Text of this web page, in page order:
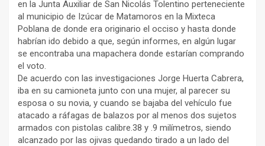
en la Junta Auxiliar de San Nicolás Tolentino perteneciente
al municipio de Izúcar de Matamoros en la Mixteca
Poblana de donde era originario el occiso y hasta donde
habrían ido debido a que, según informes, en algún lugar
se encontraba una mapachera donde estarían comprando
el voto.
De acuerdo con las investigaciones Jorge Huerta Cabrera,
iba en su camioneta junto con una mujer, al parecer su
esposa o su novia, y cuando se bajaba del vehículo fue
atacado a ráfagas de balazos por al menos dos sujetos
armados con pistolas calibre.38 y .9 milímetros, siendo
alcanzado por las ojivas quedando tirado a un lado del